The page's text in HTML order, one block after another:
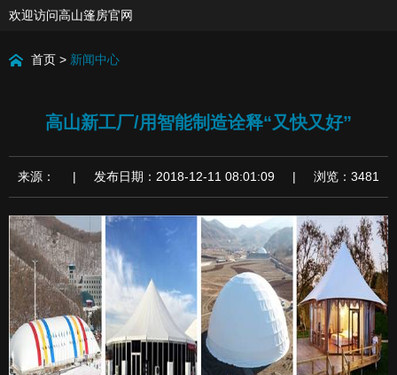
欢迎访问高山篷房官网
首页 > 新闻中心
高山新工厂/用智能制造诠释“又快又好”
来源： | 发布日期：2018-12-11 08:01:09 | 浏览：3481